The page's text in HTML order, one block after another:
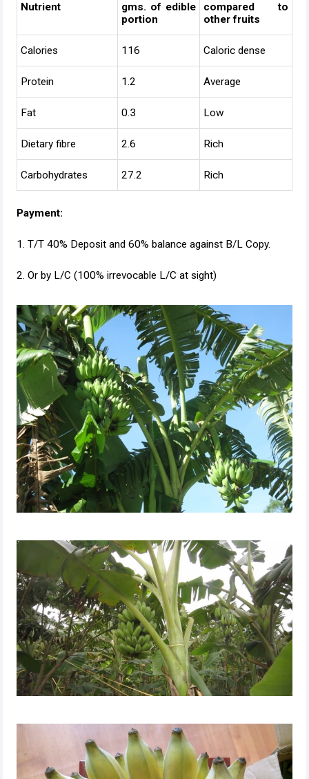
Nutrient
gms. of edible
portion
compared to
other fruits
Calories 116 Caloric dense
Protein 1.2 Average
Fat 0.3 Low
Dietary fibre 2.6 Rich
Carbohydrates 27.2 Rich
Payment:
1. T/T 40% Deposit and 60% balance against B/L Copy.
2. Or by L/C (100% irrevocable L/C at sight)